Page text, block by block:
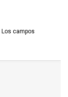
Los campos